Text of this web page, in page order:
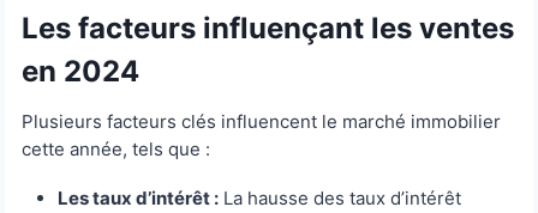
Les facteurs influençant les ventes
en 2024
Plusieurs facteurs clés influencent le marché immobilier
cette année, tels que :
Les taux d’intérêt :La hausse des taux d’intérêt